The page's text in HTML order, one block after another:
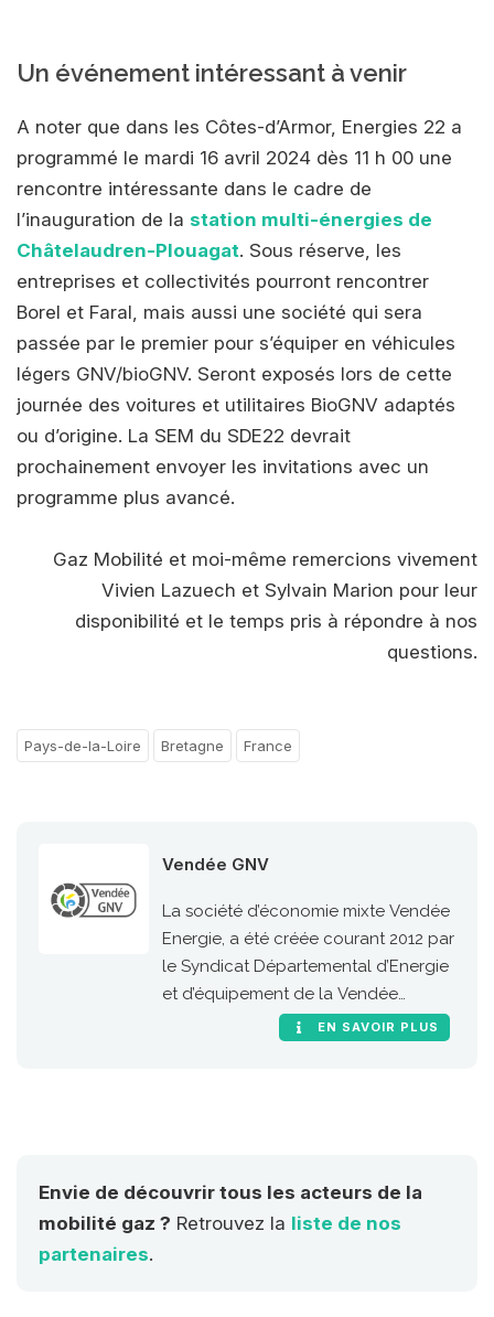
Un événement intéressant à venir
A noter que dans les Côtes-d’Armor, Energies 22 a
programmé le mardi 16 avril 2024 dès 11 h 00 une
rencontre intéressante dans le cadre de
l’inauguration de la station multi-énergies de
Châtelaudren-Plouagat. Sous réserve, les
entreprises et collectivités pourront rencontrer
Borel et Faral, mais aussi une société qui sera
passée par le premier pour s’équiper en véhicules
légers GNV/bioGNV. Seront exposés lors de cette
journée des voitures et utilitaires BioGNV adaptés
ou d’origine. La SEM du SDE22 devrait
prochainement envoyer les invitations avec un
programme plus avancé.
Gaz Mobilité et moi-même remercions vivement
Vivien Lazuech et Sylvain Marion pour leur
disponibilité et le temps pris à répondre à nos
questions.
Pays-de-la-Loire Bretagne France
Vendée GNV
La société d’économie mixte Vendée
Energie, a été créée courant 2012 par
le Syndicat Départemental d’Energie
et d’équipement de la Vendée
(SyDEV), pour développer, construire
EN SAVOIR PLUS
Envie de découvrir tous les acteurs de la
mobilité gaz ? Retrouvez la liste de nos
partenaires.